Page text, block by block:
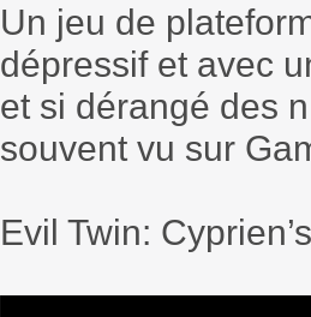
Un jeu de
dépressif et avec
et si dérangé des
souvent vu sur
Evil Twin: